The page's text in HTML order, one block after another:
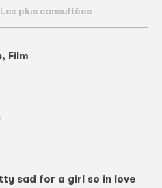
Les plus consultées
Film
sad for a girl so in love